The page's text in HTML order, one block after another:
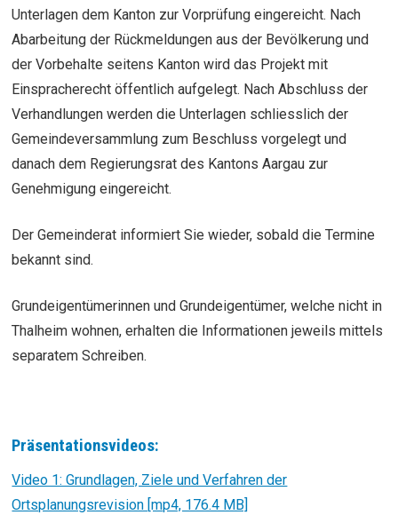
Unterlagen dem Kanton zur Vorprüfung eingereicht. Nach
Abarbeitung der Rückmeldungen aus der Bevölkerung und
der Vorbehalte seitens Kanton wird das Projekt mit
Einspracherecht öffentlich aufgelegt. Nach Abschluss der
Verhandlungen werden die Unterlagen schliesslich der
Gemeindeversammlung zum Beschluss vorgelegt und
danach dem Regierungsrat des Kantons Aargau zur
Genehmigung eingereicht.
Der Gemeinderat informiert Sie wieder, sobald die Termine
bekannt sind.
Grundeigentümerinnen und Grundeigentümer, welche nicht in
Thalheim wohnen, erhalten die Informationen jeweils mittels
separatem Schreiben.
Präsentationsvideos:
Video 1: Grundlagen, Ziele und Verfahren der
Ortsplanungsrevision [mp4, 176.4 MB]